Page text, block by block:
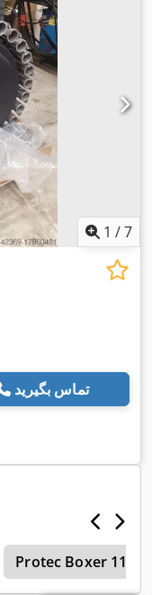
1 /7
تماس بگیرید
Protec Boxer 111